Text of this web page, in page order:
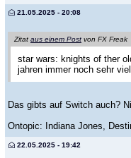
21.05.2025 - 20:08
Zitat aus einem Post von FX Freak
star wars: knights of ther
jahren immer noch sehr
Das gibts auf Switch auch?
Ontopic: Indiana Jones,
22.05.2025 - 19:42